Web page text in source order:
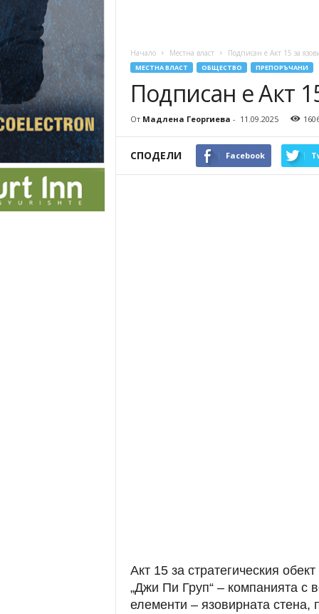
Начало Местна власт Подписан е Акт 15 за
МЕСТНА ВЛАСТ ОБЩЕСТВО ПРЕПОРЪЧАНИ
Подписан е Акт
От Мадлена Георгиева - 11.09.2025
СПОДЕЛИ Facebook
Акт 15 за стратегическия
„Джи Пи Груп“ – компанията с
елементи – язовирната